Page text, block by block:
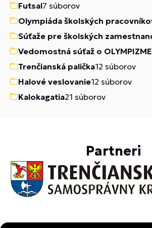
Futsal7 súborov
Olympiáda školských
Súťaže pre školských
Vedomostná súťaž o OLYMPIZME
Trenčianská palička12 súborov
Halové veslovanie12 súborov
Kalokagatia21 súborov
Partneri